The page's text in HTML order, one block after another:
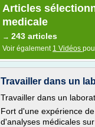
Articles
medicale
→ 243 articles
Voir également 1 Vidéos
Travailler dans un
Travailler dans un
Fort d'une expérience
d'analyses médicales